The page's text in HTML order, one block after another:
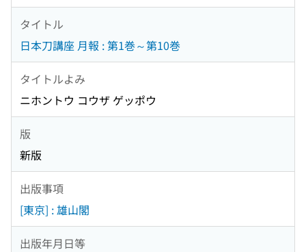
タイトル
日本刀講座 月報 : 第1巻～第10巻
タイトルよみ
ニホントウ コウザ ゲッポウ
版
新版
出版事項
[東京] : 雄山閣
出版年月日等